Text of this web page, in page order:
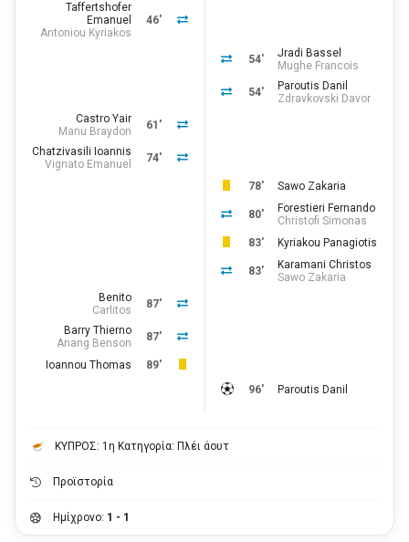
46'
Taffertshofer
Emanuel
Antoniou Kyriakos
54'
Jradi Bassel
Mughe Francois
54'
Paroutis Danil
Zdravkovski Davor
61'
Castro Yair
Manu Braydon
74'
Chatzivasili Ioannis
Vignato Emanuel
78'
Sawo Zakaria
80'
Forestieri Fernando
Christofi Simonas
83'
Kyriakou Panagiotis
83'
Karamani Christos
Sawo Zakaria
87'
Benito
Carlitos
87'
Barry Thierno
Anang Benson
89'
Ioannou Thomas
96'
Paroutis Danil
ΚΥΠΡΟΣ: 1η Κατηγορία: Πλέι άουτ
Προϊστορία
Ημίχρονο: 1 - 1